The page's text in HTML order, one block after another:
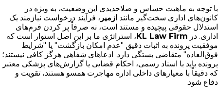
با توجه به ماهیت حساس و صلاحدیدی این وضعیت، به ویژه در
کانون‌های اداری سخت‌گیر مانند ازمیر ، فرآیند درخواست نیازمند یک
استدلال حقوقی پیچیده و مستند است، نه صرفاً پر کردن فرم‌های
اداری. در KL Law Firm ، استراتژی ما بر این اصل استوار است که
موفقیت پرونده به اثبات دقیق "عدم امکان بازگشت" یا "شرایط
فوق‌العاده" متقاضی بستگی دارد. ادعاهای شفاهی هرگز کافی نیستند؛
پرونده باید با اسناد رسمی، احکام قضایی یا گزارش‌های پزشکی معتبر
که دقیقاً با معیارهای داخلی اداره مهاجرت همسو هستند، تقویت و
دفاع شود.